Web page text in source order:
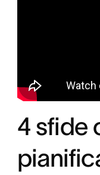
4 sfide